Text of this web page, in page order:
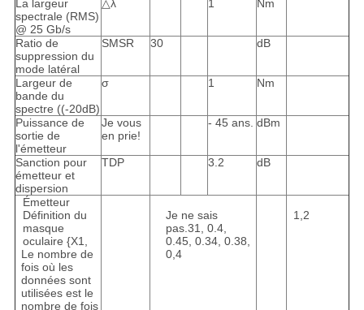
La largeur
spectrale (RMS)
@ 25 Gb/s
△λ 1 Nm
Ratio de
suppression du
mode latéral
SMSR 30 dB
Largeur de
bande du
spectre ((-20dB)
σ 1 Nm
Puissance de
sortie de
l'émetteur
Je vous
en prie!
- 45 ans. dBm
Sanction pour
émetteur et
dispersion
TDP 3.2 dB
Émetteur
Définition du
masque
oculaire {X1,
Le nombre de
fois où les
données sont
utilisées est le
nombre de fois
Je ne sais
pas.31, 0.4,
0.45, 0.34, 0.38,
0,4
1,2